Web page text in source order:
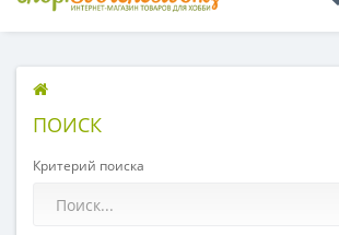
ПОИСК
Критерий поиска